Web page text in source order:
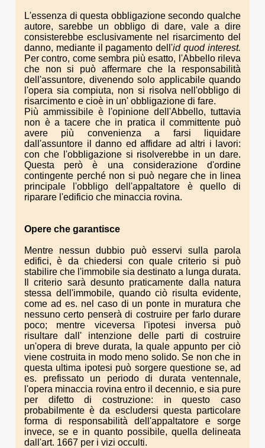
L'essenza di questa obbligazione secondo qualche
autore, sarebbe un obbligo di dare, vale a dire
consisterebbe esclusivamente nel risarcimento del
danno, mediante il pagamento dell'id quod interest.
Per contro, come sembra più esatto, l'Abbello rileva
che non si può affermare che la responsabilità
dell'assuntore, divenendo solo applicabile quando
l'opera sia compiuta, non si risolva nell'obbligo di
risarcimento e cioè in un' obbligazione di fare.
Più ammissibile è l'opinione dell'Abbello, tuttavia
non è a tacere che in pratica il committente può
avere più convenienza a farsi liquidare
dall'assuntore il danno ed affidare ad altri i lavori:
con che l'obbligazione si risolverebbe in un dare.
Questa però è una considerazione d'ordine
contingente perché non si può negare che in linea
principale l'obbligo dell'appaltatore è quello di
riparare l'edificio che minaccia rovina.
Opere che garantisce
Mentre nessun dubbio può esservi sulla parola
edifici, è da chiedersi con quale criterio si può
stabilire che l'immobile sia destinato a lunga durata.
Il criterio sarà desunto praticamente dalla natura
stessa dell'immobile, quando ciò risulta evidente,
come ad es. nel caso di un ponte in muratura che
nessuno certo penserà di costruire per farlo durare
poco; mentre viceversa l'ipotesi inversa può
risultare dall' intenzione delle parti di costruire
un'opera di breve durata, la quale appunto per ciò
viene costruita in modo meno solido. Se non che in
questa ultima ipotesi può sorgere questione se, ad
es. prefissato un periodo di durata ventennale,
l'opera minaccia rovina entro il decennio, e sia pure
per difetto di costruzione: in questo caso
probabilmente è da escludersi questa particolare
forma di responsabilità dell'appaltatore e sorge
invece, se e in quanto possibile, quella delineata
dall'art. 1667 per i vizi occulti.